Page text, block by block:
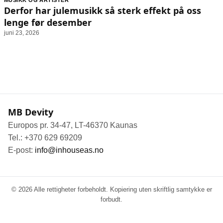
Animasjon
Sosiale medier
Musikk
Informasjon
Om oss
Kontakt oss
Retningslinjer for rettelser
Derfor har julemusikk så sterk effekt på oss
lenge før desember
juni 23, 2026
MB Devity
Europos pr. 34-47, LT-46370 Kaunas
Tel.: +370 629 69209
E-post: info@inhouseas.no
© 2026 Alle rettigheter forbeholdt. Kopiering uten skriftlig samtykke er
forbudt.